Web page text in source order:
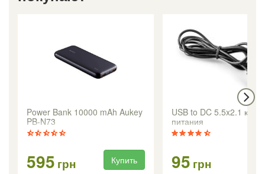
Power Bank 10000 mAh Aukey
PB-N73
595 грн Купить
USB to DC 5.5x2.1
питания
95 грн